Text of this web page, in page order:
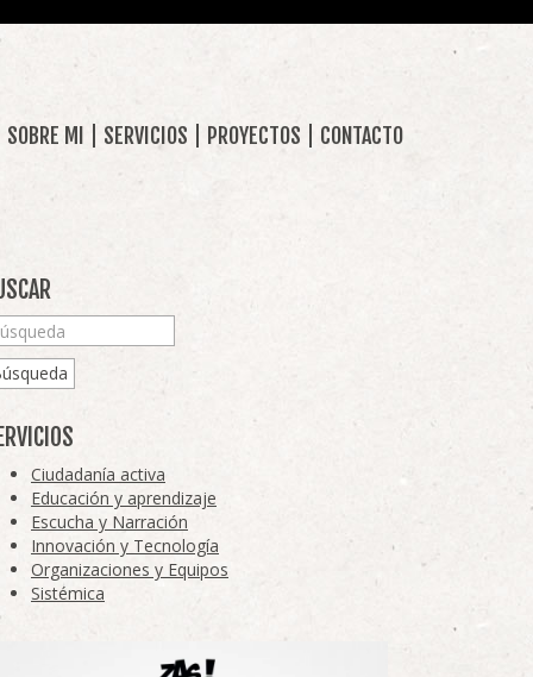
SOBRE MI SERVICIOS PROYECTOS CONTACTO
Ciudadanía activa
Educación y aprendizaje
Escucha y Narración
Innovación y Tecnología
Organizaciones y Equipos
Sistémica